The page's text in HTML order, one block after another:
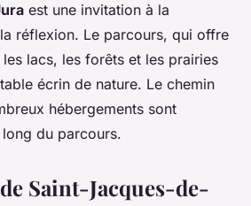
est une invitation à la
réflexion. Le parcours, qui offre
lacs, les forêts et les prairies
écrin de nature. Le chemin
hébergements sont
du parcours.
Saint-Jacques-de-